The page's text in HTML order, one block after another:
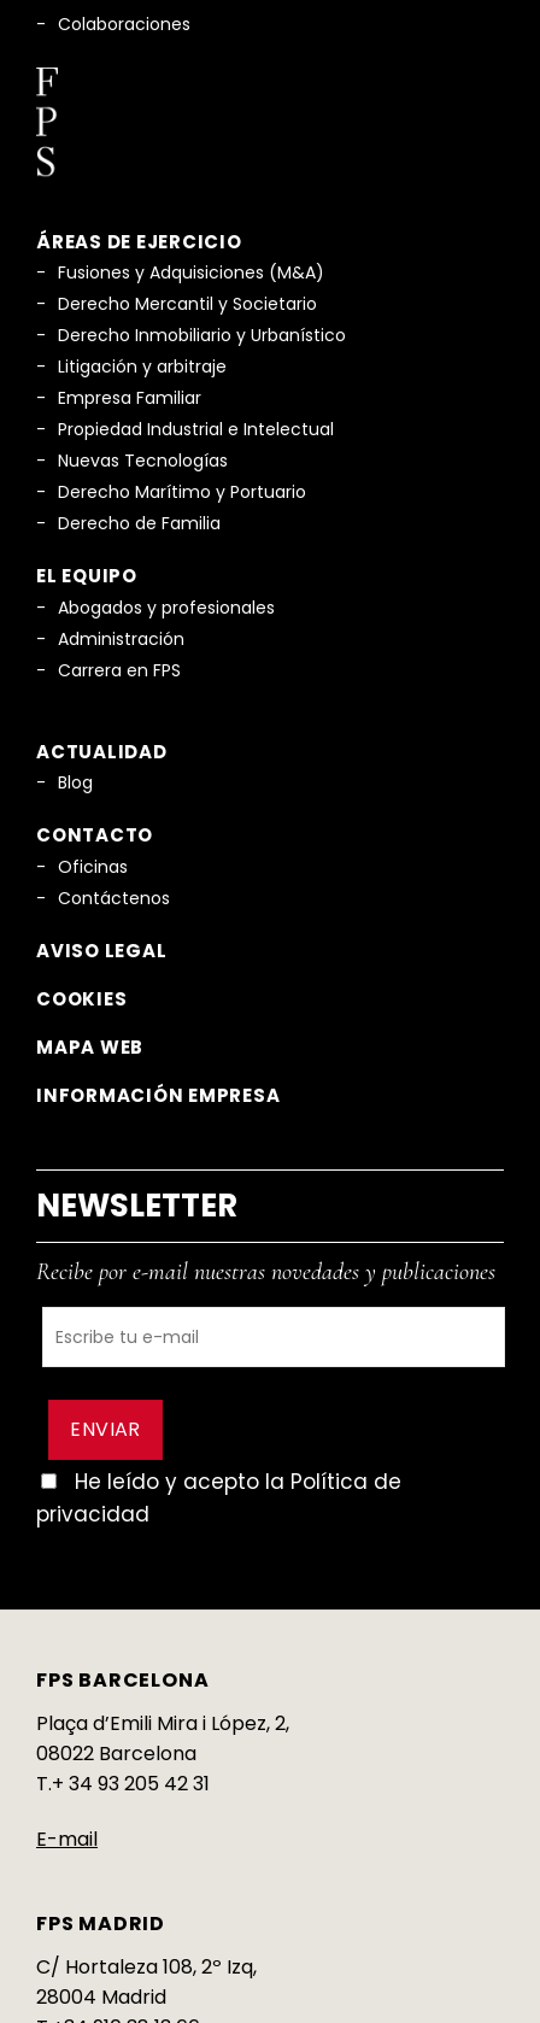
Colaboraciones
ÁREAS DE EJERCICIO
Fusiones y Adquisiciones (M&A)
Derecho Mercantil y Societario
Derecho Inmobiliario y Urbanístico
Litigación y arbitraje
Empresa Familiar
Propiedad Industrial e Intelectual
Nuevas Tecnologías
Derecho Marítimo y Portuario
Derecho de Familia
EL EQUIPO
Abogados y profesionales
Administración
Carrera en FPS
ACTUALIDAD
Blog
CONTACTO
Oficinas
Contáctenos
AVISO LEGAL
COOKIES
MAPA WEB
INFORMACIÓN EMPRESA
NEWSLETTER
Recibe por e-mail nuestras novedades y publicaciones
He leído y acepto la Política de
privacidad
FPS BARCELONA
Plaça d’Emili Mira i López, 2,
08022 Barcelona
T.+ 34 93 205 42 31
E-mail
FPS MADRID
C/ Hortaleza 108, 2º Izq,
28004 Madrid